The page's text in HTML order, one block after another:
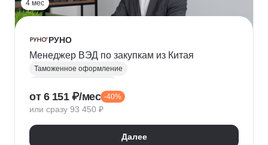
4 мес
РУНО
Менеджер ВЭД по закупкам из Китая
Таможенное оформление
Внешнеэкономическая деятельность (ВЭД)
Управление закупками
Складская логистика
Транспортная логистика
Таможенный декларант
от 6 151 ₽/мес -40%
или сразу 93 450 ₽
Далее